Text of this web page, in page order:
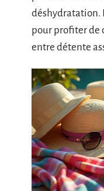
déshydratation.
pour profiter de
entre détente